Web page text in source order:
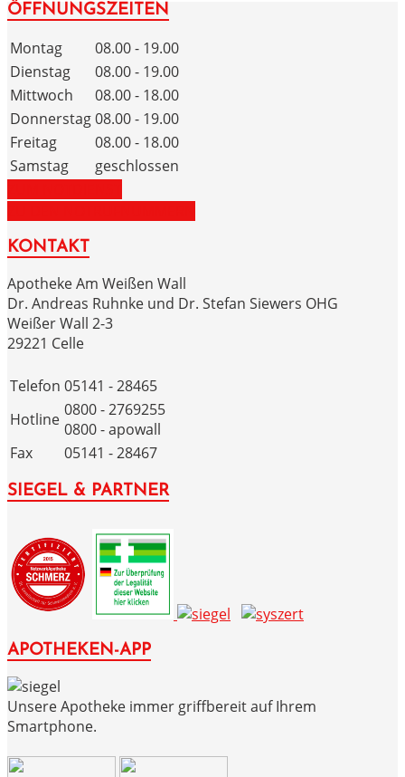
ÖFFNUNGSZEITEN
Montag
08.00 - 19.00
Dienstag
08.00 - 19.00
Mittwoch
08.00 - 18.00
Donnerstag08.00 - 19.00
Freitag
08.00 - 18.00
Samstag
geschlossen
KONTAKT
Apotheke Am Weißen Wall
Dr. Andreas Ruhnke und Dr. Stefan Siewers OHG
Weißer Wall 2-3
29221 Celle
Telefon 05141 - 28465
Hotline 0800 - 2769255
0800 - apowall
Fax
05141 - 28467
SIEGEL & PARTNER
APOTHEKEN-APP
Unsere Apotheke immer griffbereit auf Ihrem
Smartphone.